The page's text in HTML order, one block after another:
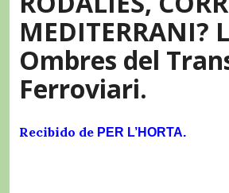
MEDITERRANI?
Ombres del
Ferroviari.
Recibido de PER L’HORTA.